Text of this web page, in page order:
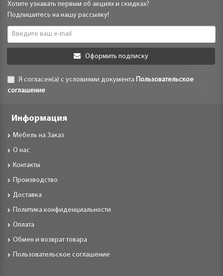
Хотите узнавать первым об акциях и скидках?
Подпишитесь на нашу рассылку!
Оформить подписку
Я согласен(а) с условиями документа Пользовательское
соглашение
Информация
Мебель на Заказ
О нас
Контакты
Производство
Доставка
Политика конфиденциальности
Оплата
Обмен и возврат товара
Пользовательское соглашение